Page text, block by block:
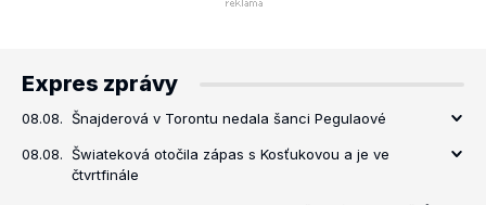
Expres zprávy
08.08. Šnajderová v Torontu nedala šanci Pegulaové
08.08. Šwiateková otočila zápas s Kosťukovou a je ve
čtvrtfinále